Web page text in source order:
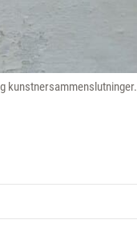
kunstnersammenslutninger.